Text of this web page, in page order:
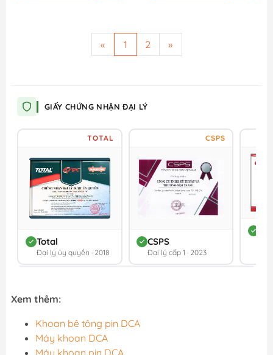
« 1 2 »
GIẤY CHỨNG NHẬN ĐẠI LÝ
TOTAL
Total
Đại lý ủy quyền · 2018
CSPS
CSPS
Đại lý cấp 1 · 2023
Xem thêm:
Khoan bê tông pin DCA
Máy khoan DCA
Máy khoan pin DCA